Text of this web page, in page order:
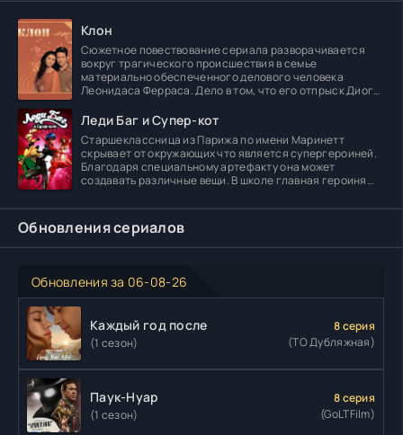
Клон
Сюжетное повествование сериала разворачивается
вокруг трагического происшествия в семье
материально обеспеченного делового человека
Леонидаса Ферраса. Дело в том, что его отпрыск Диога
Леди Баг и Супер-кот
Старшеклассница из Парижа по имени Маринетт
скрывает от окружающих что является супергероиней.
Благодаря специальному артефакту она может
создавать различные вещи. В школе главная героиня
Обновления сериалов
Обновления за 06-08-26
Каждый год после
(1 сезон)
8 серия
(ТО Дубляжная)
Паук-Нуар
(1 сезон)
8 серия
(GoLTFilm)